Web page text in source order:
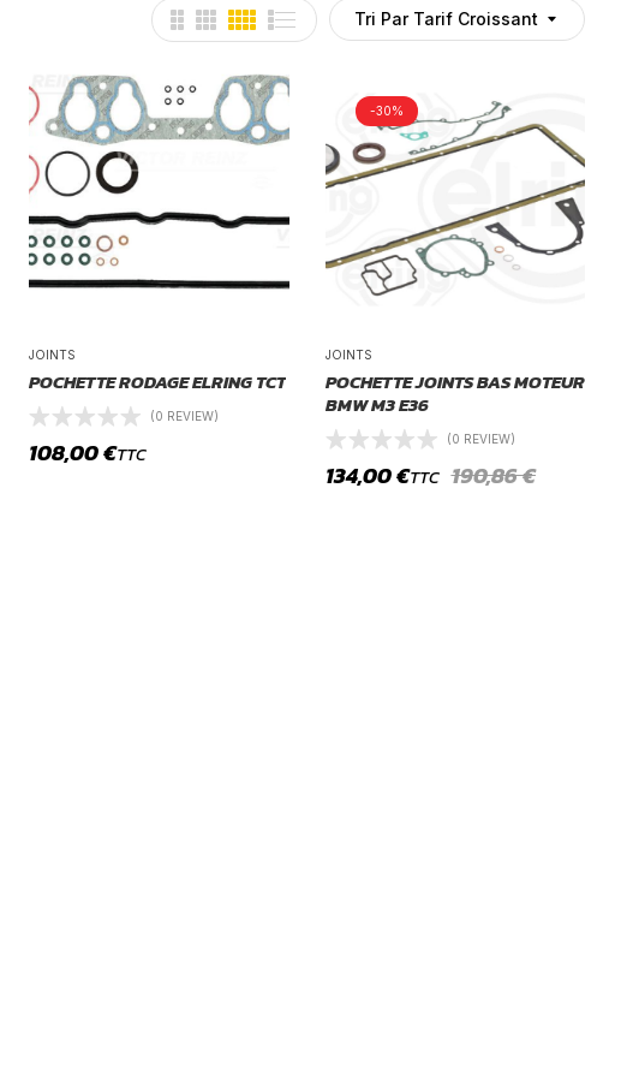
Tri Par Tarif Croissant
JOINTS
POCHETTE RODAGE ELRING TCT
(0 REVIEW)
108,00€TTC
-30%
JOINTS
POCHETTE JOINTS BAS MOTEUR
BMW M3 E36
(0 REVIEW)
190,86€
134,00€TTC